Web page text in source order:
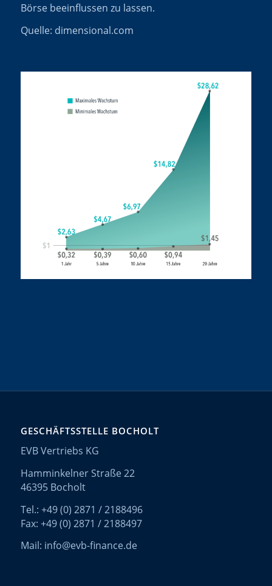
Börse beeinflussen zu lassen.
Quelle: dimensional.com
GESCHÄFTSSTELLE BOCHOLT
EVB Vertriebs KG
Hamminkelner Straße 22
46395 Bocholt
Tel.: +49 (0) 2871 / 2188496
Fax: +49 (0) 2871 / 2188497
Mail: info@evb-finance.de